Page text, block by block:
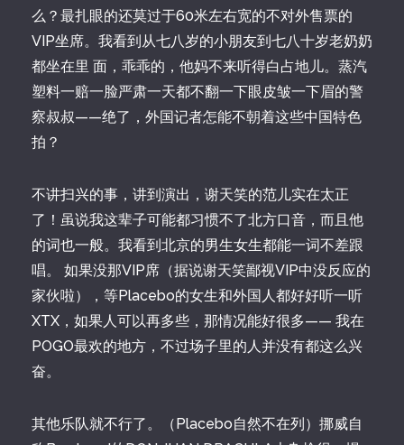
么？最扎眼的还莫过于60米左右宽的不对外售票的
VIP坐席。我看到从七八岁的小朋友到七八十岁老奶奶
都坐在里 面，乖乖的，他妈不来听得白占地儿。蒸汽
塑料一赔一脸严肃一天都不翻一下眼皮皱一下眉的警
察叔叔——绝了，外国记者怎能不朝着这些中国特色
拍？
不讲扫兴的事，讲到演出，谢天笑的范儿实在太正
了！虽说我这辈子可能都习惯不了北方口音，而且他
的词也一般。我看到北京的男生女生都能一词不差跟
唱。 如果没那VIP席（据说谢天笑鄙视VIP中没反应的
家伙啦），等Placebo的女生和外国人都好好听一听
XTX，如果人可以再多些，那情况能好很多—— 我在
POGO最欢的地方，不过场子里的人并没有都这么兴
奋。
其他乐队就不行了。（Placebo自然不在列）挪威自